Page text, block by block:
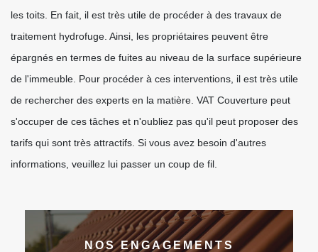
les toits. En fait, il est très utile de procéder à des travaux de
traitement hydrofuge. Ainsi, les propriétaires peuvent être
épargnés en termes de fuites au niveau de la surface supérieure
de l'immeuble. Pour procéder à ces interventions, il est très utile
de rechercher des experts en la matière. VAT Couverture peut
s'occuper de ces tâches et n'oubliez pas qu'il peut proposer des
tarifs qui sont très attractifs. Si vous avez besoin d'autres
informations, veuillez lui passer un coup de fil.
NOS ENGAGEMENTS